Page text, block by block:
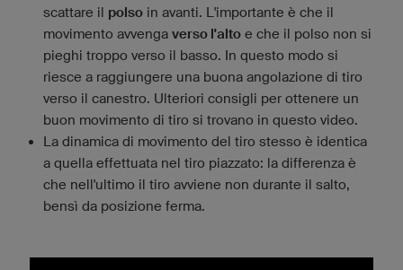
scattare il polso in avanti. L'importante è che il
movimento avvenga verso l'alto e che il polso non si
pieghi troppo verso il basso. In questo modo si
riesce a raggiungere una buona angolazione di tiro
verso il canestro. Ulteriori consigli per ottenere un
buon movimento di tiro si trovano in questo video.
La dinamica di movimento del tiro stesso è identica
a quella effettuata nel tiro piazzato: la differenza è
che nell'ultimo il tiro avviene non durante il salto,
bensì da posizione ferma.